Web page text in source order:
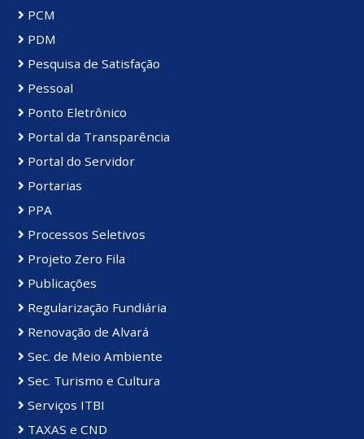
PCM
PDM
Pesquisa de Satisfação
Pessoal
Ponto Eletrônico
Portal da Transparência
Portal do Servidor
Portarias
PPA
Processos Seletivos
Projeto Zero Fila
Publicações
Regularização Fundiária
Renovação de Alvará
Sec. de Meio Ambiente
Sec. Turismo e Cultura
Serviços ITBI
TAXAS e CND